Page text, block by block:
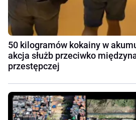
50 kilogramów kokainy w
akcja służb przeciwko
przestępczej